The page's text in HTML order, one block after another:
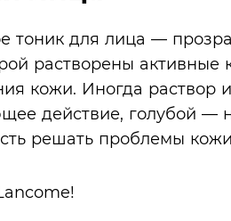
тоник для лица —
растворены активные
кожи. Иногда раствор
действие, голубой
решать проблемы